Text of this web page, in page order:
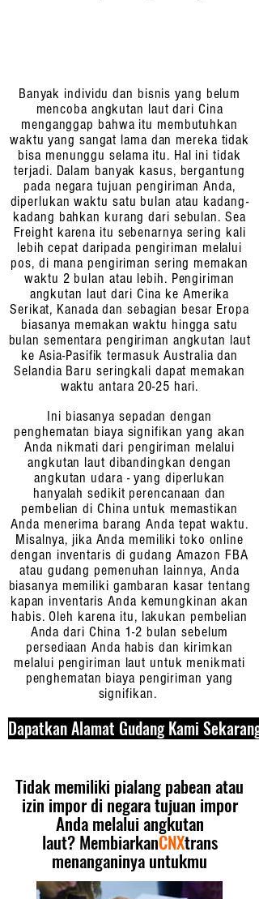
Banyak individu dan bisnis yang belum
mencoba angkutan laut dari Cina
menganggap bahwa itu membutuhkan
waktu yang sangat lama dan mereka tidak
bisa menunggu selama itu. Hal ini tidak
terjadi. Dalam banyak kasus, bergantung
pada negara tujuan pengiriman Anda,
diperlukan waktu satu bulan atau kadang-
kadang bahkan kurang dari sebulan. Sea
Freight karena itu sebenarnya sering kali
lebih cepat daripada pengiriman melalui
pos, di mana pengiriman sering memakan
waktu 2 bulan atau lebih. Pengiriman
angkutan laut dari Cina ke Amerika
Serikat, Kanada dan sebagian besar Eropa
biasanya memakan waktu hingga satu
bulan sementara pengiriman angkutan laut
ke Asia-Pasifik termasuk Australia dan
Selandia Baru seringkali dapat memakan
waktu antara 20-25 hari.
Ini biasanya sepadan dengan
penghematan biaya signifikan yang akan
Anda nikmati dari pengiriman melalui
angkutan laut dibandingkan dengan
angkutan udara - yang diperlukan
hanyalah sedikit perencanaan dan
pembelian di China untuk memastikan
Anda menerima barang Anda tepat waktu.
Misalnya, jika Anda memiliki toko online
dengan inventaris di gudang Amazon FBA
atau gudang pemenuhan lainnya, Anda
biasanya memiliki gambaran kasar tentang
kapan inventaris Anda kemungkinan akan
habis. Oleh karena itu, lakukan pembelian
Anda dari China 1-2 bulan sebelum
persediaan Anda habis dan kirimkan
melalui pengiriman laut untuk menikmati
penghematan biaya pengiriman yang
signifikan.
Dapatkan Alamat Gudang Kami Sekarang
Tidak memiliki pialang pabean atau
izin impor di negara tujuan impor
Anda melalui angkutan
laut?MembiarkanCNXtrans
menanganinya untukmu